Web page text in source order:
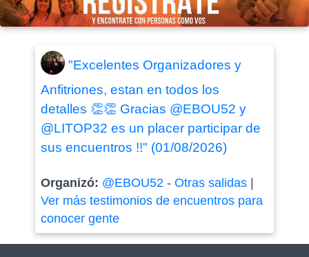
"Excelentes Organizadores y
Anfitriones, estan en todos los
detalles 👏👏 Gracias @EBOU52 y
@LITOP32 es un placer participar de
sus encuentros !!" (01/08/2026)
Organizó: @EBOU52- Otras salidas|
Ver más testimonios de encuentros para
conocer gente